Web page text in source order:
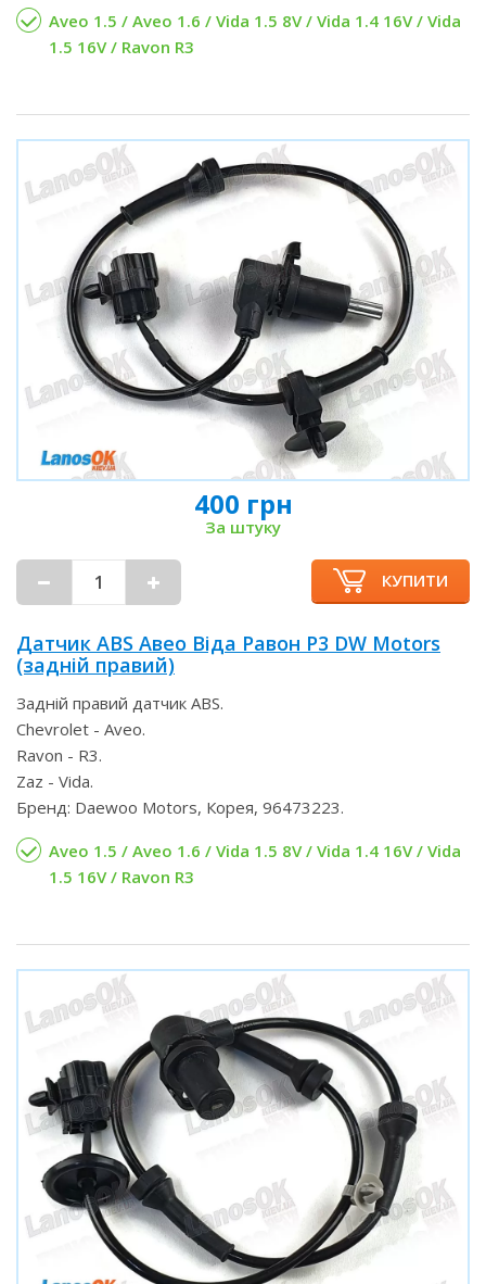
Aveo 1.5 / Aveo 1.6 / Vida 1.5 8V / Vida 1.4 16V / Vida
1.5 16V / Ravon R3
400 грн
За штуку
КУПИТИ
Датчик ABS Авео Віда Равон Р3 DW Motors
(задній правий)
Задній правий датчик ABS.
Chevrolet - Aveo.
Ravon - R3.
Zaz - Vida.
Бренд: Daewoo Motors, Корея, 96473223.
Aveo 1.5 / Aveo 1.6 / Vida 1.5 8V / Vida 1.4 16V / Vida
1.5 16V / Ravon R3